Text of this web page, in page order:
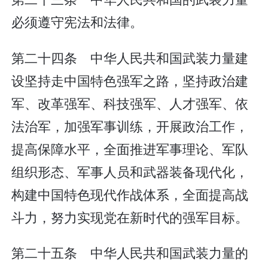
必须遵守宪法和法律。
第二十四条 中华人民共和国武装力量建
设坚持走中国特色强军之路，坚持政治建
军、改革强军、科技强军、人才强军、依
法治军，加强军事训练，开展政治工作，
提高保障水平，全面推进军事理论、军队
组织形态、军事人员和武器装备现代化，
构建中国特色现代作战体系，全面提高战
斗力，努力实现党在新时代的强军目标。
第二十五条 中华人民共和国武装力量的